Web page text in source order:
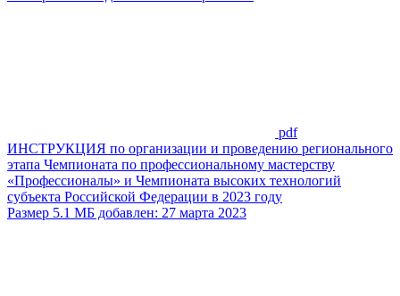
pdf
ИНСТРУКЦИЯ по организации и проведению регионального
этапа Чемпионата по профессиональному мастерству
«Профессионалы» и Чемпионата высоких технологий
субъекта Российской Федерации в 2023 году
Размер 5.1 МБ добавлен: 27 марта 2023